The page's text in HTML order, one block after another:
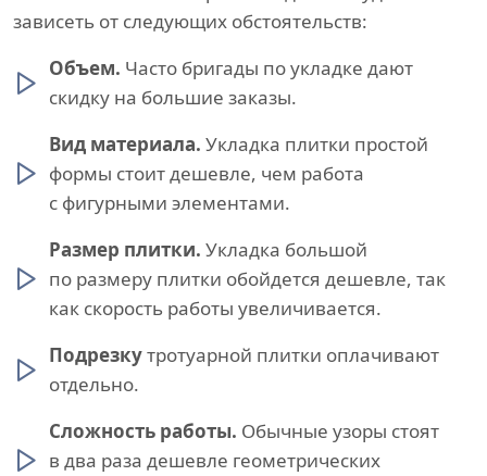
зависеть от следующих обстоятельств:
Объем. Часто бригады по укладке дают
скидку на большие заказы.
Вид материала. Укладка плитки простой
формы стоит дешевле, чем работа
с фигурными элементами.
Размер плитки. Укладка большой
по размеру плитки обойдется дешевле, так
как скорость работы увеличивается.
Подрезкутротуарной плитки оплачивают
отдельно.
Сложность работы. Обычные узоры стоят
в два раза дешевле геометрических